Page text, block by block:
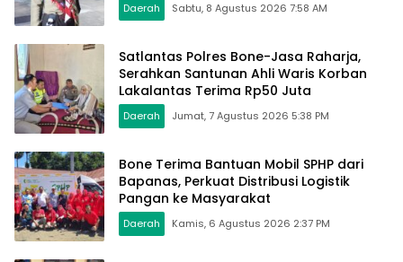
Daerah Sabtu, 8 Agustus 2026 7:58 AM
Satlantas Polres Bone-Jasa Raharja,
Serahkan Santunan Ahli Waris Korban
Lakalantas Terima Rp50 Juta
Daerah Jumat, 7 Agustus 2026 5:38 PM
Bone Terima Bantuan Mobil SPHP dari
Bapanas, Perkuat Distribusi Logistik
Pangan ke Masyarakat
Daerah Kamis, 6 Agustus 2026 2:37 PM